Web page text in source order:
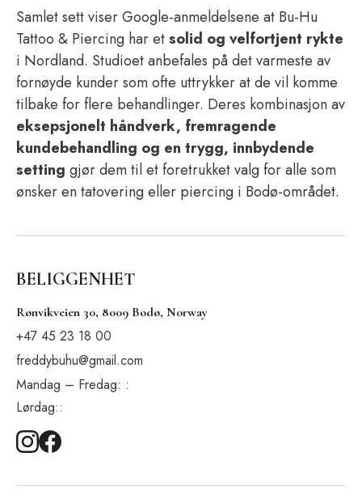
Samlet sett viser Google-anmeldelsene at Bu-Hu
Tattoo & Piercing har etsolid og velfortjent rykte
i Nordland. Studioet anbefales på det varmeste av
fornøyde kunder som ofte uttrykker at de vil komme
tilbake for flere behandlinger. Deres kombinasjon av
eksepsjonelt håndverk, fremragende
kundebehandling og en trygg, innbydende
setting gjør dem til et foretrukket valg for alle som
ønsker en tatovering eller piercing i Bodø-området.
BELIGGENHET
Rønvikveien 30, 8009 Bodø, Norway
+47 45 23 18 00
freddybuhu@gmail.com
Mandag – Fredag: :
Lørdag::